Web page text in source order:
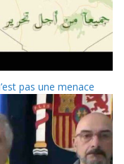
pas une menace